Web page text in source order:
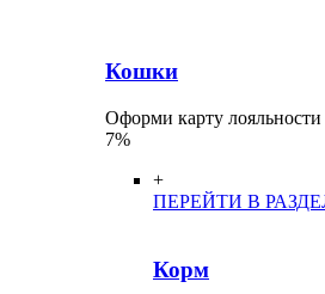
Кошки
Оформи карту
7%
+
ПЕРЕЙТИ В
Корм